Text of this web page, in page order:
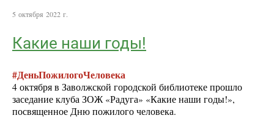
5 октября 2022 г.
Какие наши годы!
#ДеньПожилогоЧеловека
4 октября в Заволжской городской библиотеке прошло
заседание клуба ЗОЖ «Радуга» «Какие наши годы!»,
посвященное Дню пожилого человека.